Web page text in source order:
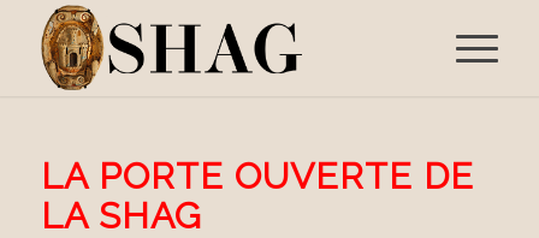
LA PORTE OUVERTE DE
LA SHAG